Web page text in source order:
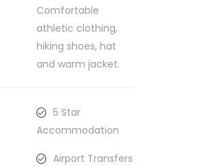
Comfortable
athletic clothing,
hiking shoes, hat
and warm jacket.
5 Star
Accommodation
Airport Transfers